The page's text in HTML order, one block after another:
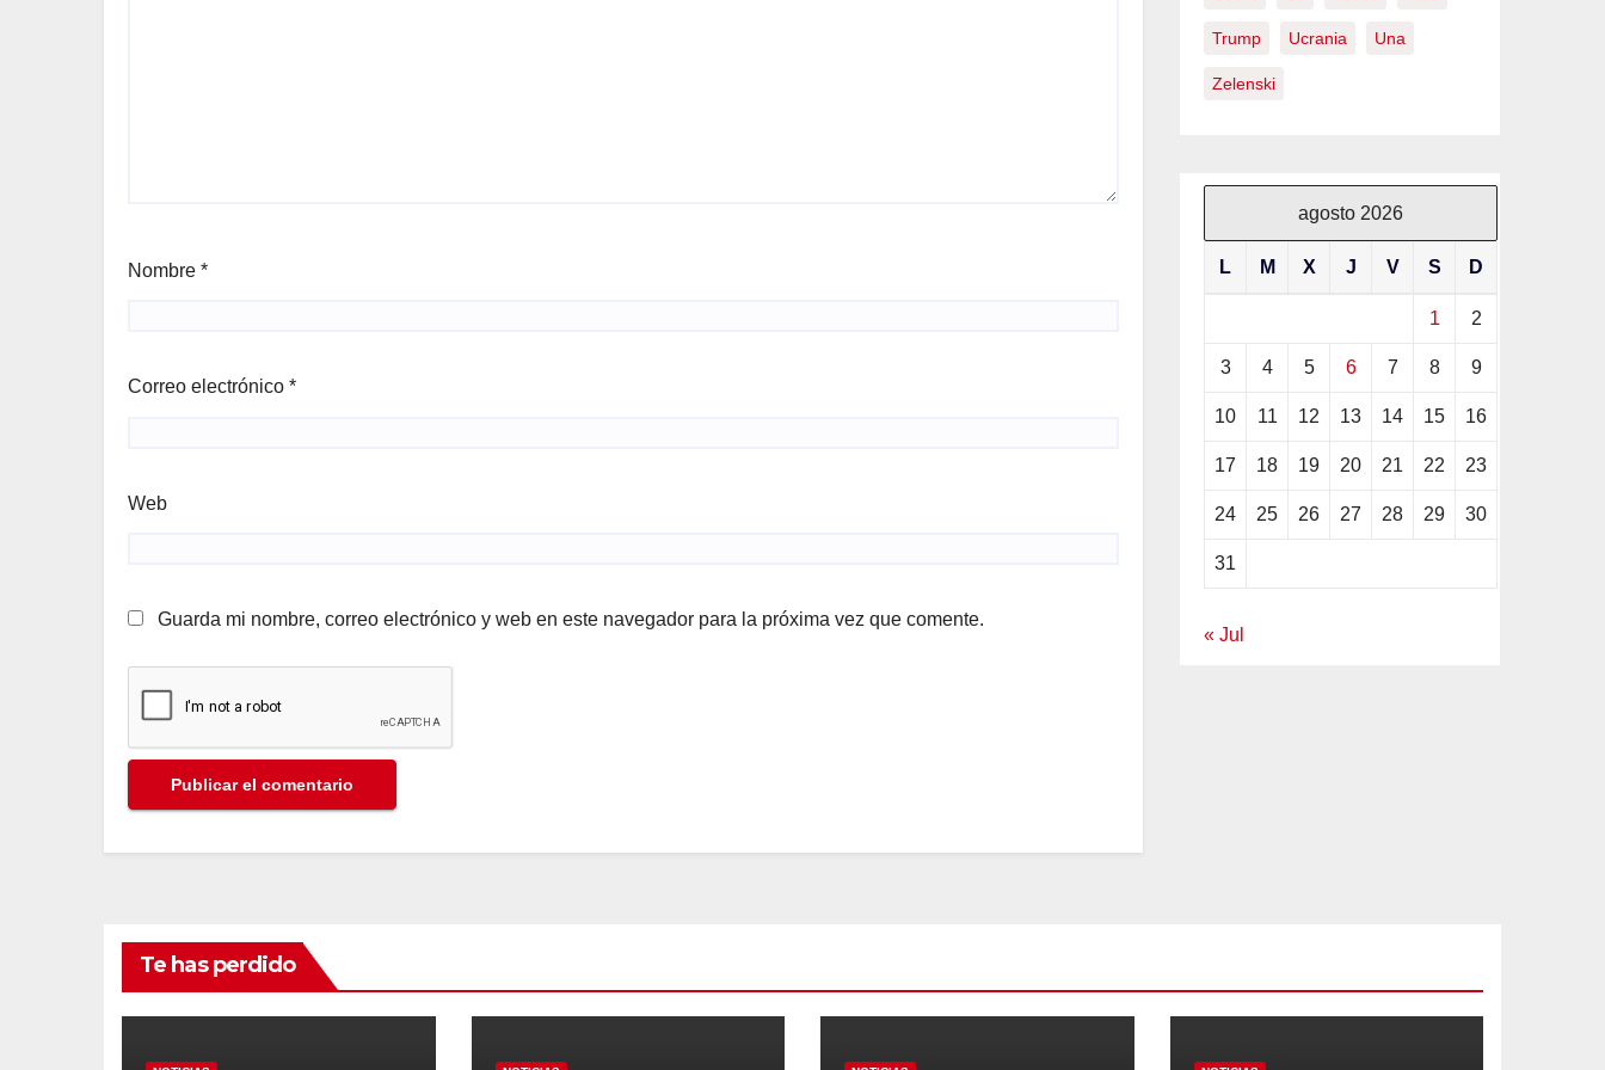
Nombre *
Correo electrónico *
Web
Guarda mi nombre, correo electrónico y web en este navegador para la próxima vez que comente.
Trump Ucrania Una
Zelenski
agosto 2026
L M X J V S D
1 2
3 4 5 6 7 8 9
10 11 12 13 14 15 16
17 18 19 20 21 22 23
24 25 26 27 28 29 30
31
« Jul
Te has perdido